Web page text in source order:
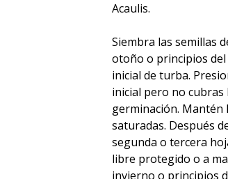
Acaulis.
Siembra las semillas
otoño o principios del
inicial de turba.
inicial pero no cubras
germinación. Mantén
saturadas. Después
segunda o tercera
libre protegido o a
invierno o principios